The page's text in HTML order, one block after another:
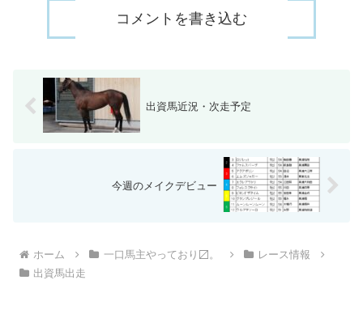
コメントを書き込む
出資馬近況・次走予定
今週のメイクデビュー
ホーム 一口馬主やっており〼。
レース情報
出資馬出走